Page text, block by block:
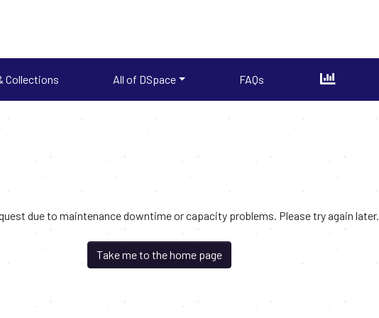
Collections All of DSpace FAQs
due to maintenance downtime or capacity problems. Please try again later.
Take me to the home page